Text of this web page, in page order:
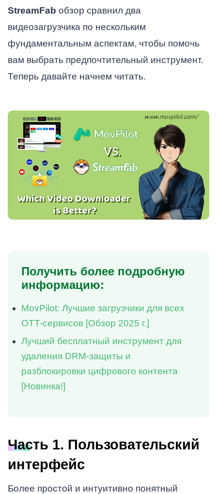
StreamFab обзор сравнил два
видеозагрузчика по нескольким
фундаментальным аспектам, чтобы помочь
вам выбрать предпочтительный инструмент.
Теперь давайте начнем читать.
Получить более подробную
информацию:
MovPilot: Лучшие загрузчики для всех
OTT-сервисов [Обзор 2025 г.]
Лучший бесплатный инструмент для
удаления DRM-защиты и
разблокировки цифрового контента
[Новинка!]
Часть 1. Пользовательский
интерфейс
Более простой и интуитивно понятный